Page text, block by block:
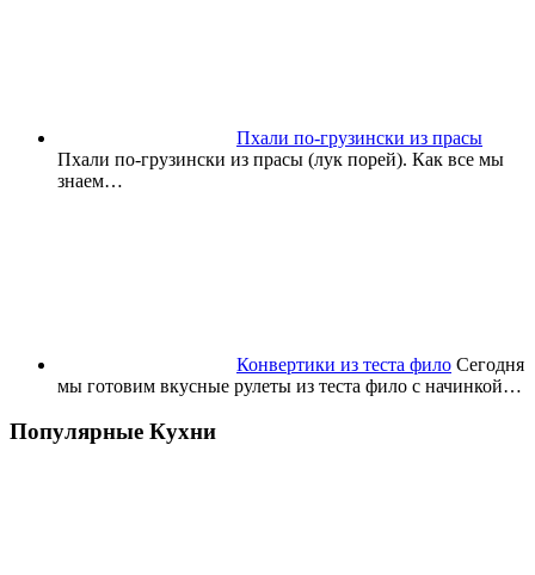
Пхали по-грузински из прасы
Пхали по-грузински из прасы (лук порей). Как все мы
знаем…
Конвертики из теста фило Сегодня
мы готовим вкусные рулеты из теста фило с начинкой…
Популярные Кухни